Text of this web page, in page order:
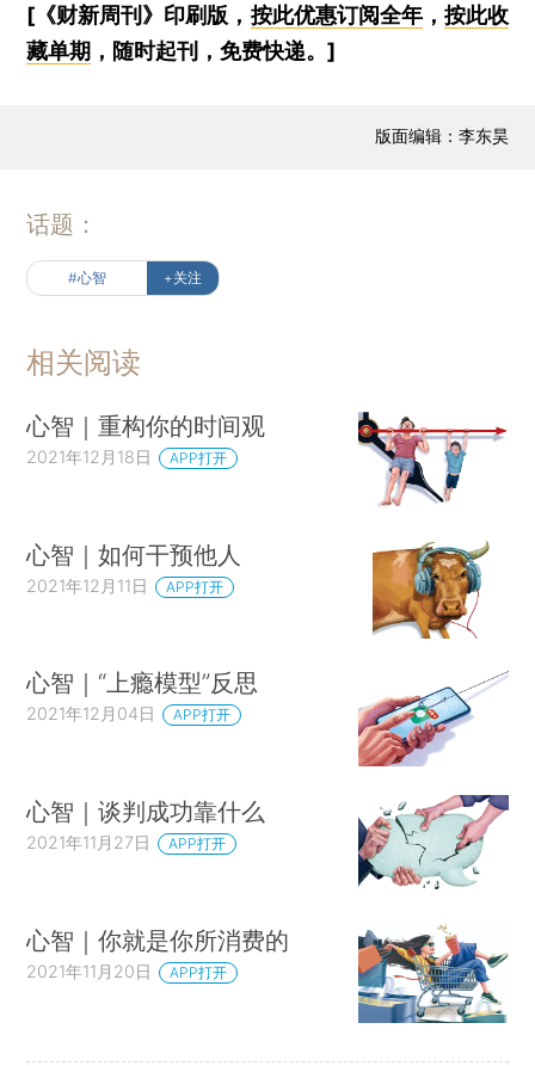
[《财新周刊》印刷版， 按此优惠订阅全年， 按此收
藏单期 ，随时起刊，免费快递。]
版面编辑：李东昊
话题：
#心智 +关注
相关阅读
心智｜重构你的时间观
2021年12月18日 APP打开
心智｜如何干预他人
2021年12月11日 APP打开
心智｜“上瘾模型”反思
2021年12月04日 APP打开
心智｜谈判成功靠什么
2021年11月27日 APP打开
心智｜你就是你所消费的
2021年11月20日 APP打开